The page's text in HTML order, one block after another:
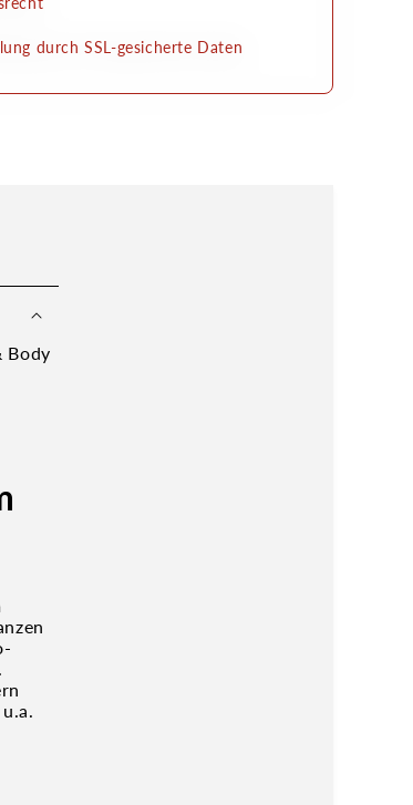
durch SSL-gesicherte Daten
Body